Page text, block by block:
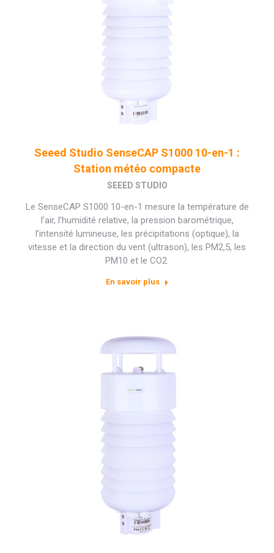
Seeed Studio SenseCAP S1000 10-en-1 :
Station météo compacte
SEEED STUDIO
Le SenseCAP S1000 10-en-1 mesure la température de
l’air, l’humidité relative, la pression barométrique,
l’intensité lumineuse, les précipitations (optique), la
vitesse et la direction du vent (ultrason), les PM2,5, les
PM10 et le CO2.
En savoir plus